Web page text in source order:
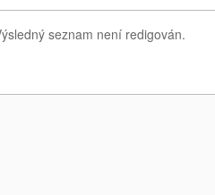
seznam není redigován.